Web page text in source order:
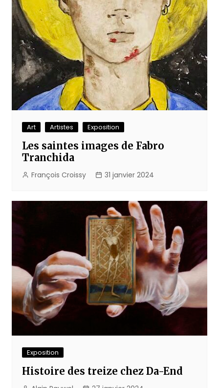
Art Artistes Exposition
Les saintes images de Fabro
Tranchida
François Croissy 31 janvier 2024
Exposition
Histoire des treize chez Da-End